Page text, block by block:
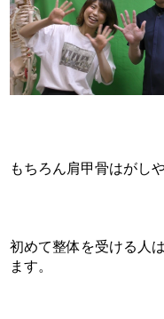
もちろん肩甲骨はがし
初めて整体を受ける人
ます。